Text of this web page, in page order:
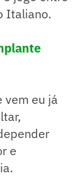
Italiano.
vem eu já
e